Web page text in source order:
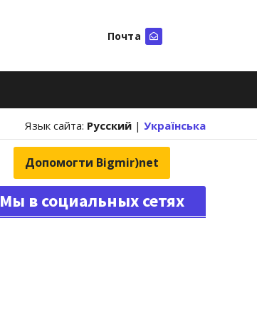
Почта
Язык сайта: Русский | Українська
Допомогти Bigmir)net
Мы в социальных сетях